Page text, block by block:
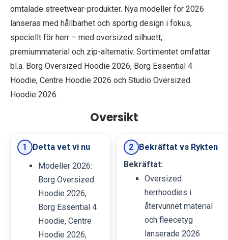
omtalade streetwear-produkter. Nya modeller för 2026
lanseras med hållbarhet och sportig design i fokus,
speciellt för herr – med oversized silhuett,
premiummaterial och zip-alternativ. Sortimentet omfattar
bl.a. Borg Oversized Hoodie 2026, Borg Essential 4
Hoodie, Centre Hoodie 2026 och Studio Oversized
Hoodie 2026.
Oversikt
1
Detta vet vi nu
Modeller 2026:
Borg Oversized
Hoodie 2026,
Borg Essential 4
Hoodie, Centre
Hoodie 2026,
2 Bekräftat vs Rykten
Bekräftat:
Oversized
herrhoodies i
återvunnet material
och fleecetyg
lanserade 2026